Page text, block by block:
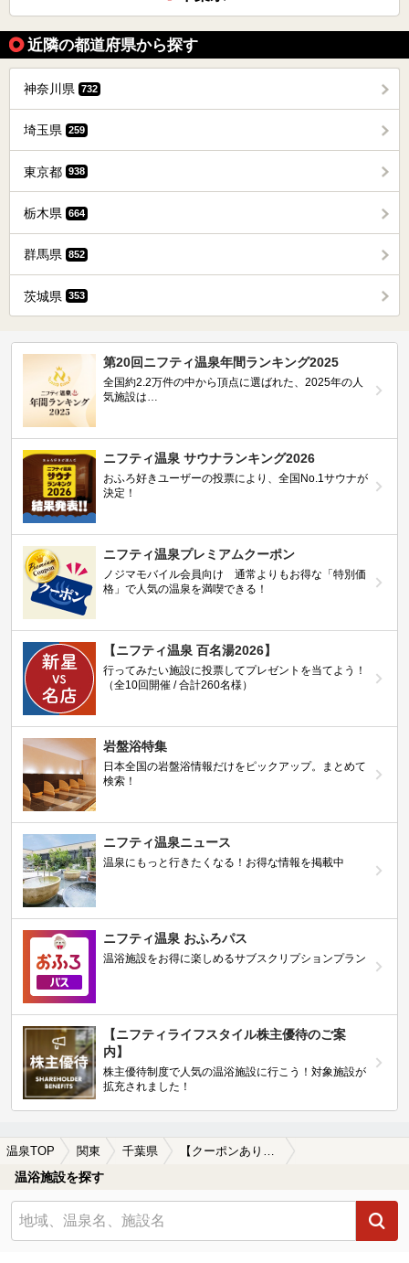
近隣の都道府県から探す
神奈川県 732
埼玉県 259
東京都 938
栃木県 664
群馬県 852
茨城県 353
第20回ニフティ温泉年間ランキング2025
全国約2.2万件の中から頂点に選ばれた、2025年の人
気施設は…
ニフティ温泉 サウナランキング2026
おふろ好きユーザーの投票により、全国No.1サウナが
決定！
ニフティ温泉プレミアムクーポン
ノジマモバイル会員向け 通常よりもお得な「特別価
格」で人気の温泉を満喫できる！
【ニフティ温泉 百名湯2026】
行ってみたい施設に投票してプレゼントを当てよう！
（全10回開催 / 合計260名様）
岩盤浴特集
日本全国の岩盤浴情報だけをピックアップ。まとめて
検索！
ニフティ温泉ニュース
温泉にもっと行きたくなる！お得な情報を掲載中
ニフティ温泉 おふろパス
温浴施設をお得に楽しめるサブスクリプションプラン
【ニフティライフスタイル株主優待のご案
内】
株主優待制度で人気の温浴施設に行こう！対象施設が
拡充されました！
温泉TOP 関東 千葉県 【クーポンあり】芝山鉄道周辺の温泉、日帰り温泉、スーパー銭湯を探す
温浴施設を探す